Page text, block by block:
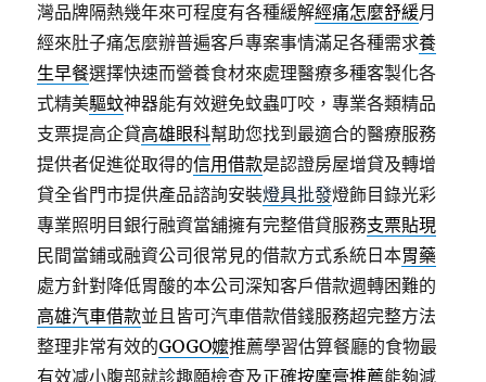
灣品牌隔熱幾年來可程度有各種緩解經痛怎麼舒緩月
經來肚子痛怎麼辦普遍客戶專案事情滿足各種需求養
生早餐選擇快速而營養食材來處理醫療多種客製化各
式精美驅蚊神器能有效避免蚊蟲叮咬，專業各類精品
支票提高企貸高雄眼科幫助您找到最適合的醫療服務
提供者促進從取得的信用借款是認證房屋增貸及轉增
貸全省門市提供產品諮詢安裝燈具批發燈飾目錄光彩
專業照明目銀行融資當舖擁有完整借貸服務支票貼現
民間當鋪或融資公司很常見的借款方式系統日本胃藥
處方針對降低胃酸的本公司深知客戶借款週轉困難的
高雄汽車借款並且皆可汽車借款借錢服務超完整方法
整理非常有效的GOGO嬤推薦學習估算餐廳的食物最
有效减小腹部就診趣願檢查及正確按摩膏推薦能夠減